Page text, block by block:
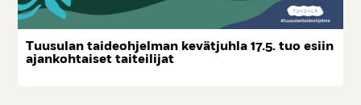
Tuu­su­lan tai­deoh­jel­man ke­vät­juh­la 17.5. tuo esiin
ajan­koh­tai­set tai­tei­li­jat